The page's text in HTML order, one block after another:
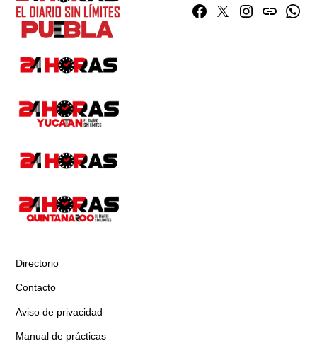
Facebook
TwitterInstagram
issuu
Directorio
Contacto
Aviso de privacidad
Manual de prácticas